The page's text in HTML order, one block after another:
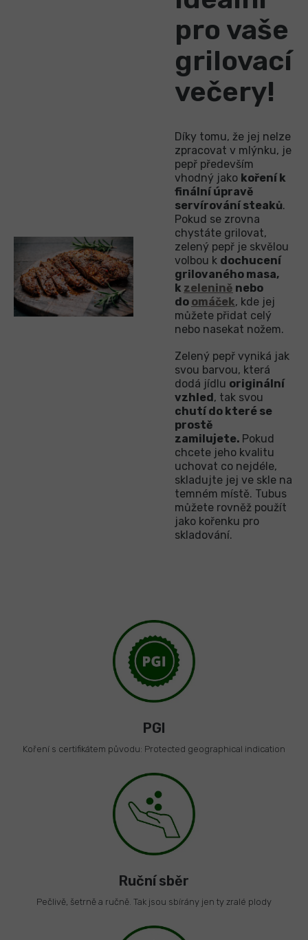
pro vaše
grilovací
večery!
Díky tomu, že jej nelze
zpracovat v mlýnku, je
pepř především
vhodný jako koření k
finální úpravě
servírování steaků.
Pokud se zrovna
chystáte grilovat,
zelený pepř je skvělou
volbou k dochucení
grilovaného masa,
k zelenině nebo
do omáček, kde jej
můžete přidat celý
nebo nasekat nožem.
Zelený pepř vyniká jak
svou barvou, která
dodá jídlu originální
vzhled, tak svou
chutí do které se
prostě
zamilujete. Pokud
chcete jeho kvalitu
uchovat co nejdéle,
skladujte jej ve skle na
temném místě. Tubus
můžete rovněž použít
jako kořenku pro
skladování.
PGI
Koření s certifikátem původu: Protected geographical indication
Ruční sběr
Pečlivě, šetrně a ručně. Tak jsou sbírány jen ty zralé plody